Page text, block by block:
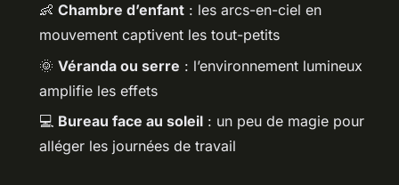
👶 Chambre d’enfant : les arcs-en-ciel en
mouvement captivent les tout-petits
🌞 Véranda ou serre : l’environnement lumineux
amplifie les effets
💻 Bureau face au soleil : un peu de magie pour
alléger les journées de travail